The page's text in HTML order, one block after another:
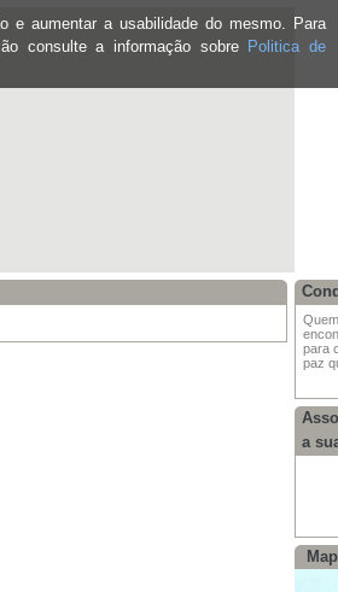
e aumentar a usabilidade do mesmo. Para
consulte a informação sobre Politica de
para
paz
a